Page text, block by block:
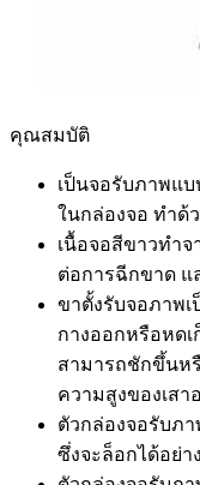
คุณสมบัติ
เป็นจอรับภาพแ
ในกล่องจอ ทำด้
เนื้อจอสีขาวทำ
ต่อการฉีกขาด แ
ขาตั้งรับจอภาพ
กางออกหรือหดเ
สามารถชักขึ้นห
ความสูงของเส
ตัวกล่องจอรับภ
ซึ่งจะล็อกได้อย่